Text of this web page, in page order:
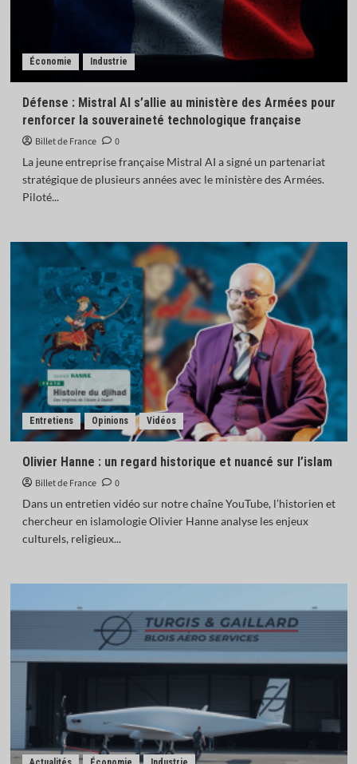
Économie Industrie
Défense : Mistral AI s’allie au ministère des Armées pour
renforcer la souveraineté technologique française
Billet de France
0
La jeune entreprise française Mistral AI a signé un partenariat
stratégique de plusieurs années avec le ministère des Armées.
Piloté...
Entretiens Opinions Vidéos
Olivier Hanne : un regard historique et nuancé sur l’islam
Billet de France
0
Dans un entretien vidéo sur notre chaîne YouTube, l’historien et
chercheur en islamologie Olivier Hanne analyse les enjeux
culturels, religieux...